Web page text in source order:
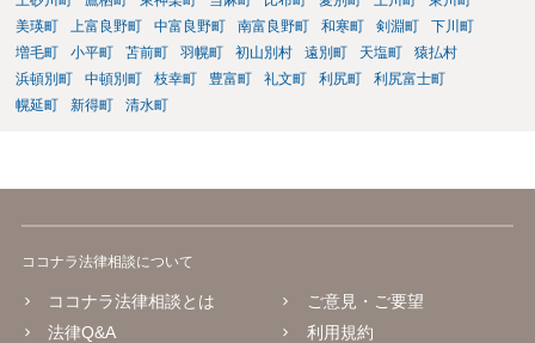
美瑛町
上富良野町 中富良野町 南富良野町 和寒町 剣淵町
下川町
増毛町
小平町 苫前町 羽幌町 初山別村 遠別町 天塩町
猿払村
浜頓別町
中頓別町 枝幸町 豊富町 礼文町 利尻町
利尻富士町
幌延町
新得町 清水町
ココナラ法律相談について
ココナラ法律相談とは
法律Q&A
ご意見・ご要望
利用規約